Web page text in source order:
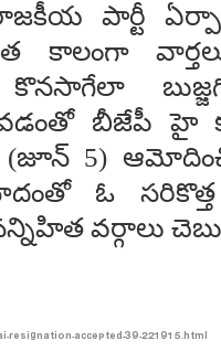
పార్టీ
కాలంగా
బీజేపీ
(జూన్ 5)
ఓ సరికొత్త
వర్గాలు
resignation-accepted-39-221915.html